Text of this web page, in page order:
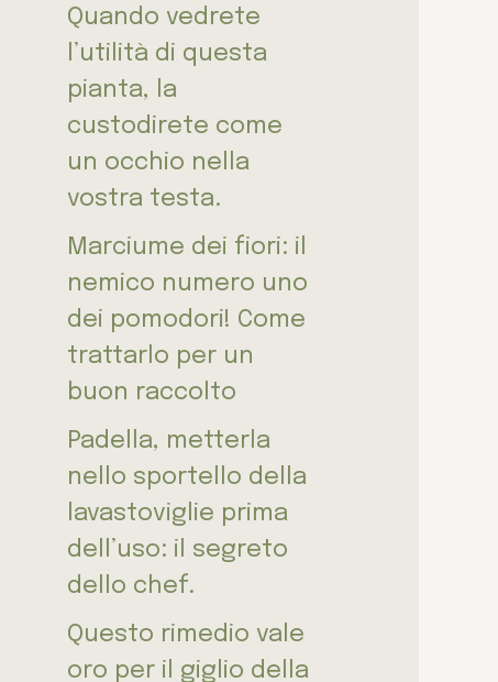
Quando vedrete
l’utilità di questa
pianta, la
custodirete come
un occhio nella
vostra testa.
Marciume dei fiori: il
nemico numero uno
dei pomodori! Come
trattarlo per un
buon raccolto
Padella, metterla
nello sportello della
lavastoviglie prima
dell’uso: il segreto
dello chef.
Questo rimedio vale
oro per il giglio della